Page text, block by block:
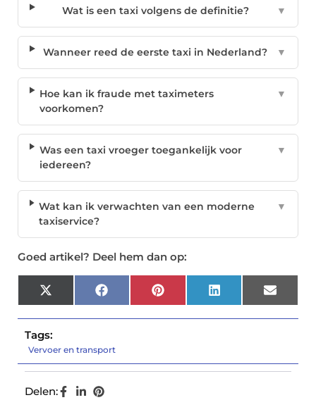
Wat is een taxi volgens de definitie? ▼
Wanneer reed de eerste taxi in Nederland? ▼
Hoe kan ik fraude met taximeters
voorkomen?
▼
Was een taxi vroeger toegankelijk voor
iedereen?
▼
Wat kan ik verwachten van een moderne
taxiservice?
▼
Goed artikel? Deel hem dan op:
X
(Twitter)
Facebook Pinterest LinkedIn Email
Tags:
Vervoer en transport
Delen: